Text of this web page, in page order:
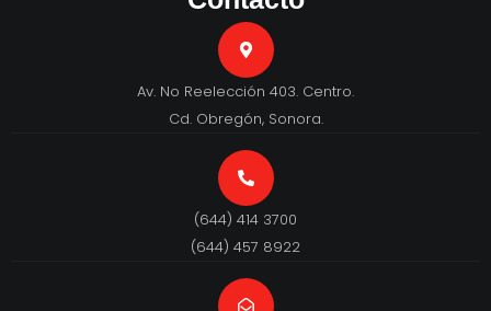
Av. No Reelección 403. Centro.
Cd. Obregón, Sonora.
(644) 414 3700
(644) 457 8922